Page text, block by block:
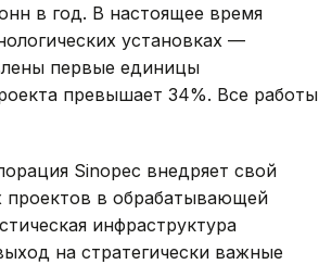
в год. В настоящее время
установках —
первые единицы
превышает 34%. Все работы
Sinopec внедряет свой
проектов в обрабатывающей
инфраструктура
на стратегически важные